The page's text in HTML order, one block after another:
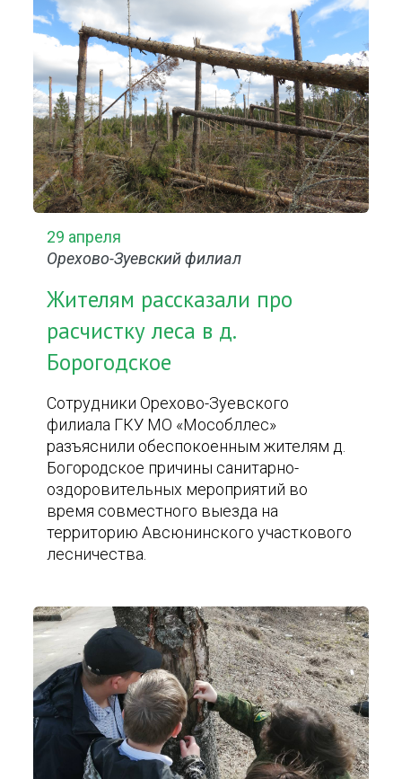
29 апреля
Орехово-Зуевский филиал
Жителям рассказали про
расчистку леса в д.
Борогодское
Сотрудники Орехово-Зуевского
филиала ГКУ МО «Мособллес»
разъяснили обеспокоенным жителям д.
Богородское причины санитарно-
оздоровительных мероприятий во
время совместного выезда на
территорию Авсюнинского участкового
лесничества.